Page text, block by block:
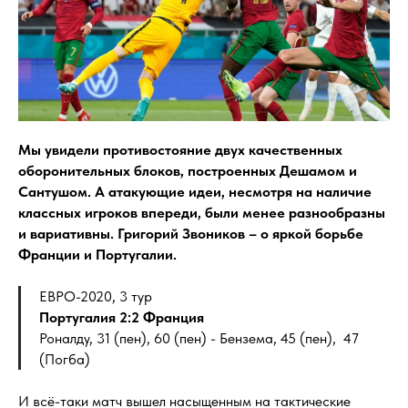
Мы увидели противостояние двух качественных
оборонительных блоков, построенных Дешамом и
Сантушом. А атакующие идеи, несмотря на наличие
классных игроков впереди, были менее разнообразны
и вариативны. Григорий Звоников – о яркой борьбе
Франции и Португалии.
ЕВРО-2020, 3 тур
Португалия 2:2 Франция
Роналду, 31 (пен), 60 (пен) - Бензема, 45 (пен), 47
(Погба)
И всё-таки матч вышел насыщенным на тактические